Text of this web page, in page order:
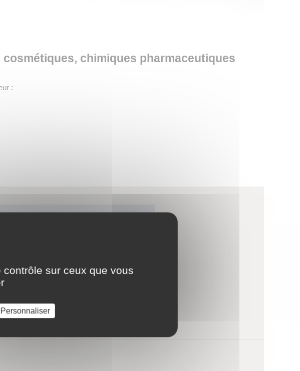
chimiques pharmaceutiques
:
sur ceux que vous
Personnaliser